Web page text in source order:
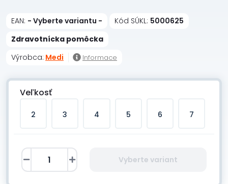
EAN: - Vyberte variantu - Kód SÚKL: 5000625
Zdravotnícka pomôcka
Výrobca: Medi Informace
Veľkosť
2 3 4 5 6 7
Vyberte variant